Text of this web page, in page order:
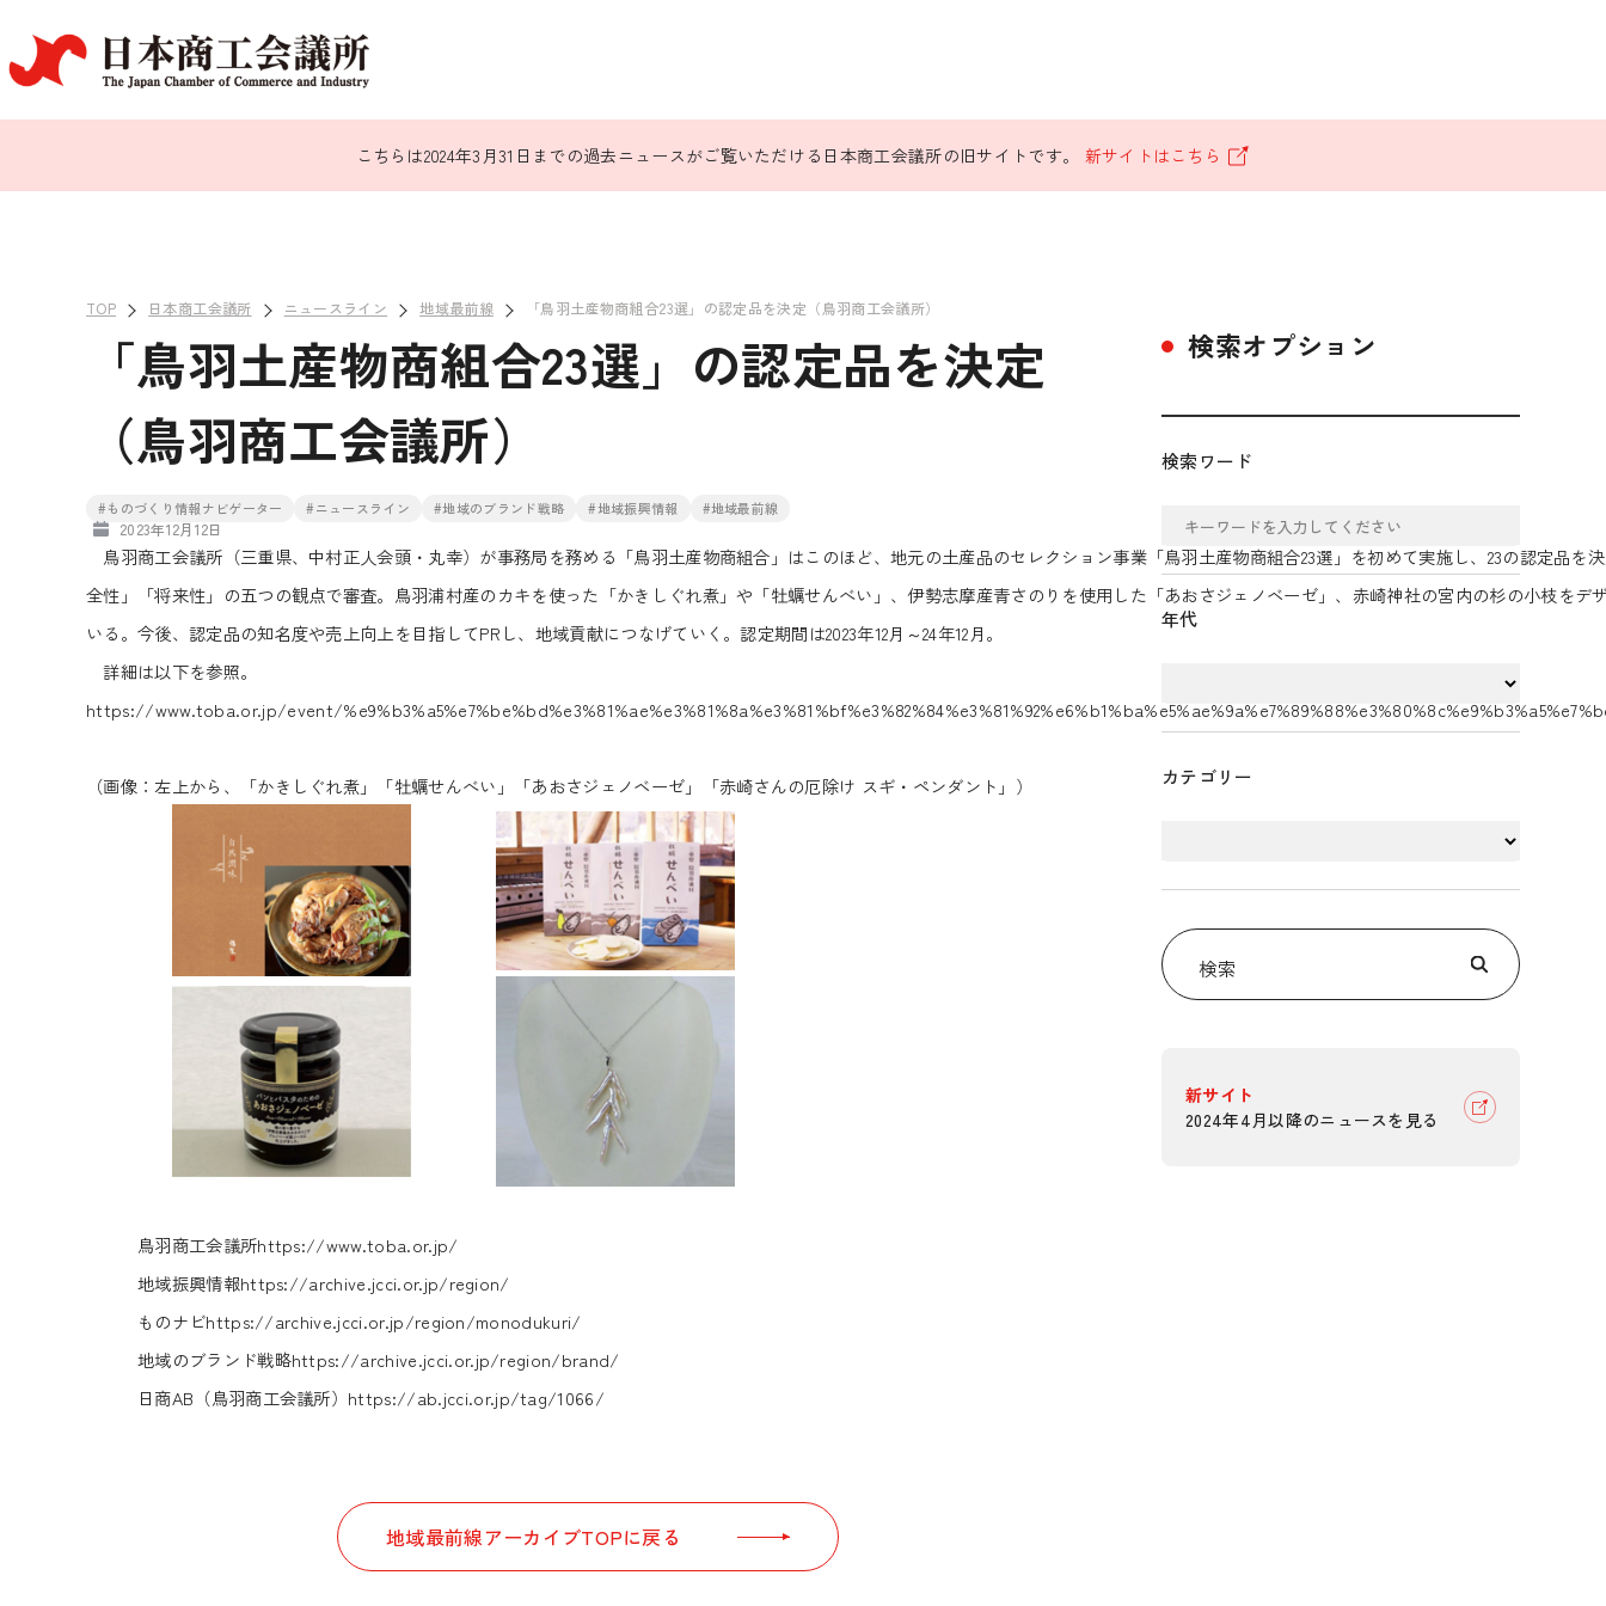
こちらは2024年3月31日までの過去ニュースがご覧いただける日本商工会議所の旧サイトです。 新サイトはこちら
TOP 日本商工会議所 ニュースライン 地域最前線 「鳥羽土産物商組合23選」の認定品を決定（鳥羽商工会議所）
「鳥羽土産物商組合23選」の認定品を決定
（鳥羽商工会議所）
#ものづくり情報ナビゲーター #ニュースライン #地域のブランド戦略 #地域振興情報 #地域最前線
2023年12月12日
鳥羽商工会議所（三重県、中村正人会頭・丸幸）が事務局を務める「鳥羽土産物商組合」はこのほど、地元の土産品のセレクション事業「鳥羽土産物商組合23選」を初めて実施し、23の認定品
全性」「将来性」の五つの観点で審査。鳥羽浦村産のカキを使った「かきしぐれ煮」や「牡蠣せんべい」、伊勢志摩産青さのりを使用した「あおさジェノベーゼ」、赤崎神社の宮内の杉の小枝を
いる。今後、認定品の知名度や売上向上を目指してPRし、地域貢献につなげていく。認定期間は2023年12月～24年12月。
詳細は以下を参照。
https://www.toba.or.jp/event/
（画像：左上から、「かきしぐれ煮」「牡蠣せんべい」「あおさジェノベーゼ」「赤崎さんの厄除け スギ・ペンダント」）
鳥羽商工会議所https://www.toba.or.jp/
地域振興情報https://archive.jcci.or.jp/region/
ものナビhttps://archive.jcci.or.jp/region/monodukuri/
地域のブランド戦略https://archive.jcci.or.jp/region/brand/
日商AB（鳥羽商工会議所） https://ab.jcci.or.jp/tag/1066/
地域最前線アーカイブTOPに戻る
検索オプション
検索ワード
年代
カテゴリー
検索
新サイト
2024年4月以降のニュースを見る